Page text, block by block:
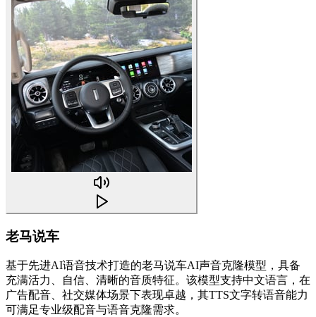
老马说车
基于先进AI语音技术打造的老马说车AI声音克隆模型，具备
充满活力、自信、清晰的音质特征。该模型支持中文语言，在
广告配音、社交媒体场景下表现卓越，其TTS文字转语音能力
可满足专业级配音与语音克隆需求。